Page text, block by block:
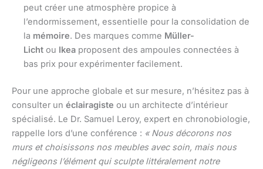
peut créer une atmosphère propice à
l’endormissement, essentielle pour la consolidation de
la mémoire. Des marques comme Müller-
Licht ou Ikea proposent des ampoules connectées à
bas prix pour expérimenter facilement.
Pour une approche globale et sur mesure, n’hésitez pas à
consulter un éclairagiste ou un architecte d’intérieur
spécialisé. Le Dr. Samuel Leroy, expert en chronobiologie,
rappelle lors d’une conférence : « Nous décorons nos
murs et choisissons nos meubles avec soin, mais nous
négligeons l’élément qui sculpte littéralement notre